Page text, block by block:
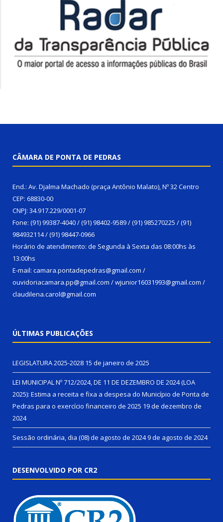
CÂMARA DE PONTA DE PEDRAS
End.: Av. Djalma Machado (praça Antônio Malato), Nº 32 Centro
CEP: 68830-00
CNPJ: 34.917.229/0001-07
Fone: (91) 99387-4040 / (91) 98402-9589 / (91) 985270225 / (91)
984932114 / (91) 98447-0966
Horário de atendimento: de Segunda à Sexta das 08:00hs às
13:00hs
E-mail: camara.pontadepedras@gmail.com /
ouvidoriacamara.pp@gmail.com / wjunior16031993@gmail.com /
claudilena.carol@gmail.com
ÚLTIMAS PUBLICAÇÕES
LEGISLATURA 2025-2028 15 de janeiro de 2025
LEI MUNICIPAL Nº 712/2024, DE 11 DE DEZEMBRO DE 2024 (LOA
2025): Estima a receita e fixa a despesa do Município de Ponta de
Pedras para o exercício financeiro de 2025 19 de dezembro de
2024
Sessão ordinária, dia (08) de agosto de 20249 de agosto de 2024
DESENVOLVIDO POR CR2